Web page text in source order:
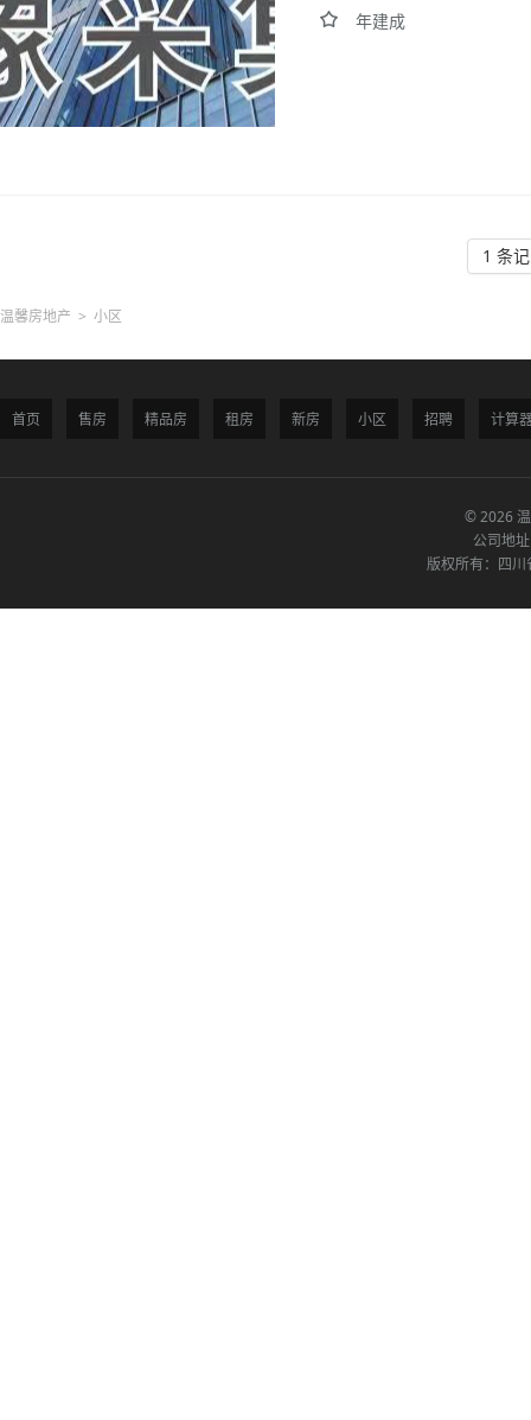
年建成
1 条
温馨房地产 > 小区
首页 售房 精品房 租房 新房 小区 招聘 计算
© 2026
公司地
版权所有：四